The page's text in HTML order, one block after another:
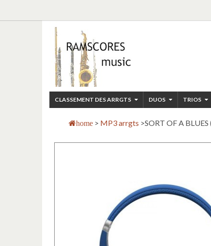
CLASSEMENT DES ARRGTS DUOS TRIOS
home > MP3 arrgts >SORT OF A